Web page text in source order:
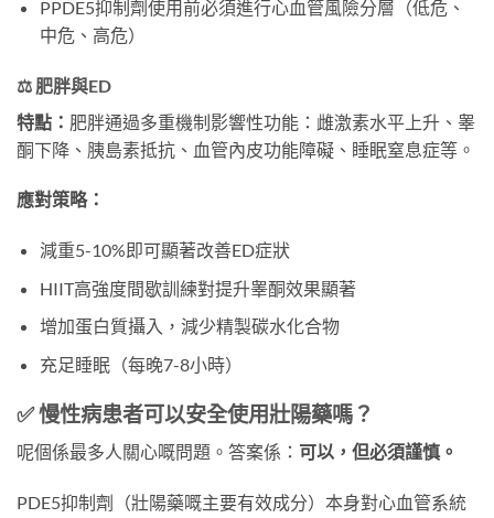
PPDE5抑制劑使用前必須進行心血管風險分層（低危、
中危、高危）
⚖️ 肥胖與ED
特點： 肥胖通過多重機制影響性功能：雌激素水平上升、睾
酮下降、胰島素抵抗、血管內皮功能障礙、睡眠窒息症等。
應對策略：
減重5-10%即可顯著改善ED症狀
HIIT高強度間歇訓練對提升睾酮效果顯著
增加蛋白質攝入，減少精製碳水化合物
充足睡眠（每晚7-8小時）
✅ 慢性病患者可以安全使用壯陽藥嗎？
呢個係最多人關心嘅問題。答案係： 可以，但必須謹慎。
PDE5抑制劑（壯陽藥嘅主要有效成分）本身對心血管系統